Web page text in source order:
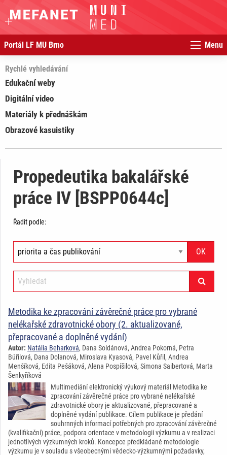
Portál LF MU Brno Menu
Rychlé vyhledávání
Edukační weby
Digitální video
Materiály k přednáškám
Obrazové kasuistiky
Propedeutika bakalářské
práce IV [BSPP0644c]
Řadit podle:
Metodika ke zpracování závěrečné práce pro vybrané
nelékařské zdravotnické obory (2. aktualizované,
přepracované a doplněné vydání)
Autor: Natália Beharková, Dana Soldánová, Andrea Pokorná, Petra
Búřilová, Dana Dolanová, Miroslava Kyasová, Pavel Kůřil, Andrea
Menšíková, Edita Pešáková, Alena Pospíšilová, Simona Saibertová, Marta
Šenkyříková
Multimediání elektronický výukový materiál Metodika ke
zpracování závěrečné práce pro vybrané nelékařské
zdravotnické obory je aktualizované, přepracované a
doplněné vydání publikace. Cílem publikace je předání
souhrnných informací potřebných pro zpracování závěrečné
(kvalifikační) práce, podpora orientace v metodologii výzkumu a v realizaci
jednotlivých výzkumných kroků. Koncepce předkládané metodologie
výzkumu je v souladu s všeobecnými vědecko-výzkumnými požadavky,